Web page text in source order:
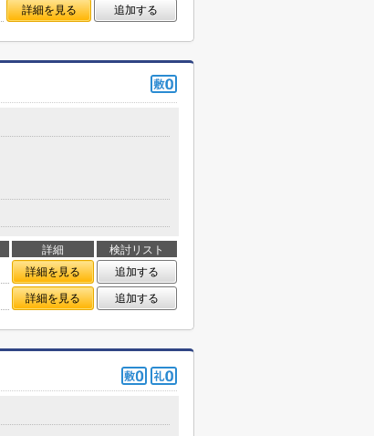
詳細を見る 追加する
詳細
検討リスト
詳細を見る
追加する
詳細を見る 追加する